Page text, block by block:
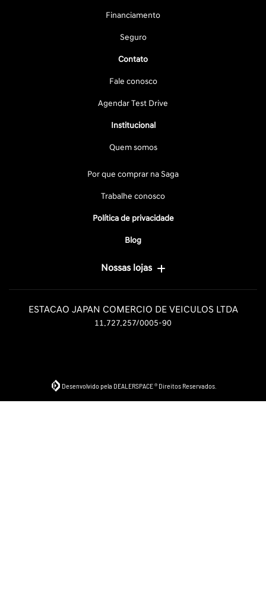
Financiamento
Seguro
Contato
Fale conosco
Agendar Test Drive
Institucional
Quem somos
Por que comprar na Saga
Trabalhe conosco
Política de privacidade
Blog
Nossas lojas
ESTACAO JAPAN COMERCIO DE VEICULOS LTDA
11.727.257/0005-90
Desenvolvido pela DEALERSPACE ® Direitos Reservados.